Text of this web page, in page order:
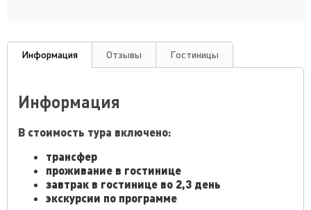
Информация Отзывы Гостиницы
Информация
В стоимость тура включено:
трансфер
проживание в гостинице
завтрак в гостинице во 2,3 день
экскурсии по программе